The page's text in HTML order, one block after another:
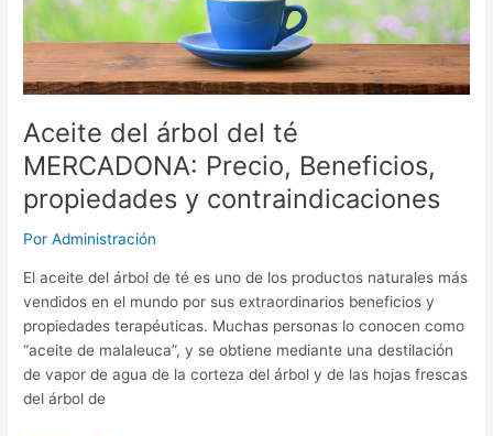
Aceite del árbol del té
MERCADONA: Precio, Beneficios,
propiedades y contraindicaciones
PorAdministración
El aceite del árbol de té es uno de los productos naturales más
vendidos en el mundo por sus extraordinarios beneficios y
propiedades terapéuticas. Muchas personas lo conocen como
“aceite de malaleuca”, y se obtiene mediante una destilación
de vapor de agua de la corteza del árbol y de las hojas frescas
del árbol de